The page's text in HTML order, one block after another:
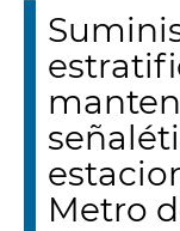
Metro